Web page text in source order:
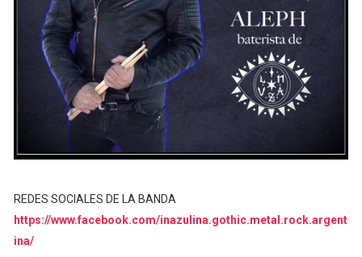
REDES SOCIALES DE LA BANDA
https://www.facebook.com/inazulina.gothic.metal.rock.argent
ina/